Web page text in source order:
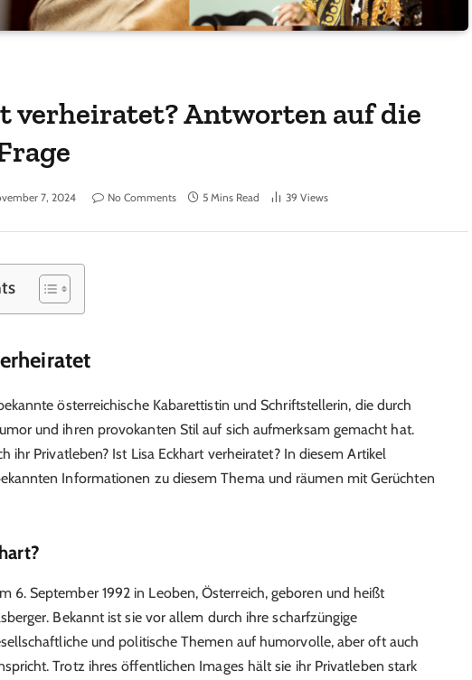
verheiratet? Antworten auf die
7, 2024 No Comments 5 Mins Read 39 Views
österreichische Kabarettistin und Schriftstellerin, die durch
und ihren provokanten Stil auf sich aufmerksam gemacht hat.
ihr Privatleben? Ist Lisa Eckhart verheiratet? In diesem Artikel
Informationen zu diesem Thema und räumen mit Gerüchten
6. September 1992 in Leoben, Österreich, geboren und heißt
Bekannt ist sie vor allem durch ihre scharfzüngige
und politische Themen auf humorvolle, aber oft auch
Trotz ihres öffentlichen Images hält sie ihr Privatleben stark